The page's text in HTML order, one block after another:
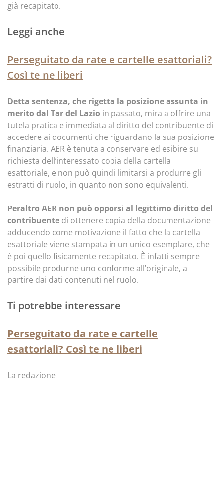
già recapitato.
Leggi anche
Perseguitato da rate e cartelle esattoriali?
Così te ne liberi
Detta sentenza, che rigetta la posizione assunta in
merito dal Tar del Lazio in passato, mira a offrire una
tutela pratica e immediata al diritto del contribuente di
accedere ai documenti che riguardano la sua posizione
finanziaria. AER è tenuta a conservare ed esibire su
richiesta dell’interessato copia della cartella
esattoriale, e non può quindi limitarsi a produrre gli
estratti di ruolo, in quanto non sono equivalenti.
Peraltro AER non può opporsi al legittimo diritto del
contribuente di ottenere copia della documentazione
adducendo come motivazione il fatto che la cartella
esattoriale viene stampata in un unico esemplare, che
è poi quello fisicamente recapitato. È infatti sempre
possibile produrne uno conforme all’originale, a
partire dai dati contenuti nel ruolo.
Ti potrebbe interessare
Perseguitato da rate e cartelle
esattoriali? Così te ne liberi
La redazione